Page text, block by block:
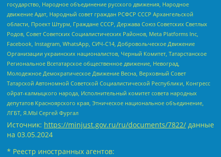
государство, Народное объединение русского движения, Народное
движение Адат, Народный совет граждан РСФСР СССР Архангельской
области, Проект Штурм, Граждане СССР, Держава Союз Советских Светлых
Родов, Совет Советских Социалистических Районов, Meta Platforms Inc,
Facebook, Instagram, WhatsApp, СИЧ-С14, Добровольческое Движение
Организации украинских националистов, Черный Комитет, Татарстанское
Региональное Всетатарское общественное движение, Невоград,
Молодежное Демократическое Движение Весна, Верховный Совет
Татарской Автономной Советской Социалистической Республики, Конгресс
ойрат-калмыцкого народа, Исполнительный комитет совета народных
депутатов Красноярского края, Этническое национальное объединение,
ЛГБТ, Я.МЫ Сергей Фургал
Источник: https://minjust.gov.ru/ru/documents/7822/ данные
на 03.05.2024
* Реестр иностранных агентов: